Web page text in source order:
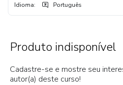
Idioma: Português
Produto indisponível
Cadastre-se e mostre seu
autor(a) deste curso!